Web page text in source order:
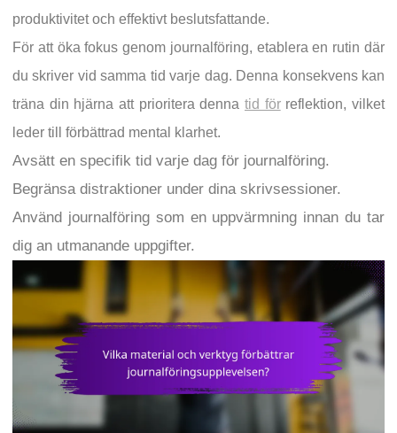
produktivitet och effektivt beslutsfattande.
För att öka fokus genom journalföring, etablera en rutin där
du skriver vid samma tid varje dag. Denna konsekvens kan
träna din hjärna att prioritera denna tid förreflektion, vilket
leder till förbättrad mental klarhet.
Avsätt en specifik tid varje dag för journalföring.
Begränsa distraktioner under dina skrivsessioner.
Använd journalföring som en uppvärmning innan du tar
dig an utmanande uppgifter.